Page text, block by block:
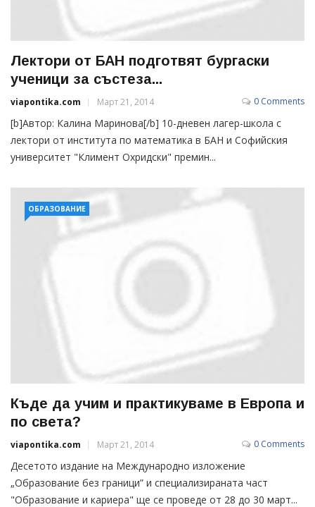
Лектори от БАН подготвят бургаски
ученици за състеза...
viapontika.com Март 21, 2014 0 Comments
[b]Автор: Калина Маринова[/b] 10-дневен лагер-школа с
лектори от института по математика в БАН и Софийския
университет "Климент Охридски" премин...
ОБРАЗОВАНИЕ
Къде да учим и практикуваме в Европа и
по света?
viapontika.com Март 21, 2014 0 Comments
Десетото издание на Международно изложение
„Образование без граници” и специализираната част
"Образование и кариера" ще се проведе от 28 до 30 март...